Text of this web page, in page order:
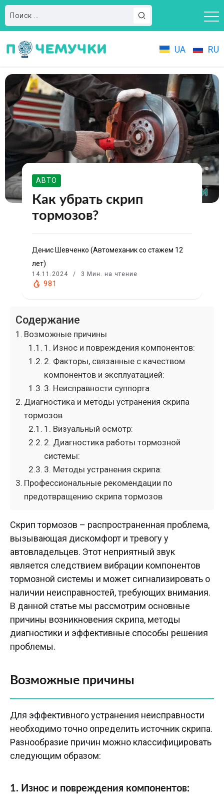
UA RU
АВТО
Как убрать скрип
тормозов?
Денис Шевченко (Автомеханик со стажем 12
лет)
14.11.2024 3 Мин. на чтение
981
Содержание
Возможные причины
1. Износ и повреждения компонентов:
2. Факторы, связанные с качеством
компонентов и эксплуатацией:
3. Неисправности суппорта:
Диагностика и методы устранения скрипа
тормозов
1. Визуальный осмотр:
2. Диагностика работы тормозной
системы:
3. Методы устранения скрипа:
Профессиональные рекомендации по
предотвращению скрипа тормозов
Скрип тормозов – распространенная проблема,
вызывающая дискомфорт и тревогу у
автовладельцев. Этот неприятный звук
является следствием вибрации компонентов
тормозной системы и может сигнализировать о
наличии неисправностей, требующих внимания.
В данной статье мы рассмотрим основные
причины возникновения скрипа, методы
диагностики и эффективные способы решения
проблемы.
Возможные причины
Для эффективного устранения неисправности
необходимо точно определить источник скрипа.
Разнообразие причин можно классифицировать
следующим образом:
1. Износ и повреждения компонентов: